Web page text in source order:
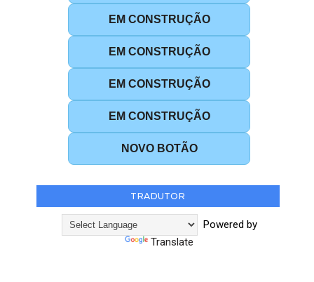
EM CONSTRUÇÃO
EM CONSTRUÇÃO
EM CONSTRUÇÃO
EM CONSTRUÇÃO
NOVO BOTÃO
TRADUTOR
Powered by
Translate